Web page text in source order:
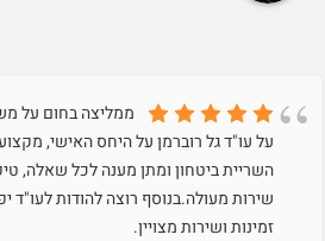
ממליצה בחום על
על עו"ד גל רוברמן על היחס האישי,
השריית ביטחון ומתן מענה לכל שאלה,
שירות מעולה.בנוסף רוצה להודות לעו"ד
זמינות ושירות מצויין.